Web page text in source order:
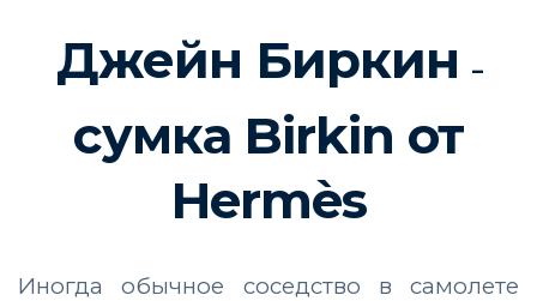
Джейн Биркин –
сумка Birkin от
Hermès
Иногда обычное соседство в самолете